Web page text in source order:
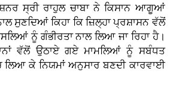
ਸ੍ਰੀ ਰਾਹੁਲ ਚਾਬਾ ਨੇ ਕਿਸਾਨ ਆਗੂਆਂ
ਸੁਣਦਿਆਂ ਕਿਹਾ ਕਿ ਜ਼ਿਲ੍ਹਾ ਪ੍ਰਸ਼ਾਸਨ ਵੱਲੋਂ
ਨੂੰ ਗੰਭੀਰਤਾ ਨਾਲ ਲਿਆ ਜਾ ਰਿਹਾ ਹੈ।
ਵੱਲੋਂ ਉਠਾਏ ਗਏ ਮਾਮਲਿਆਂ ਨੂੰ ਸਬੰਧਤ
ਲਿਆ ਕੇ ਨਿਯਮਾਂ ਅਨੁਸਾਰ ਬਣਦੀ ਕਾਰਵਾਈ